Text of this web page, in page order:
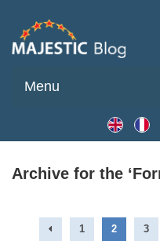
Menu
Archive for the
1 2 3